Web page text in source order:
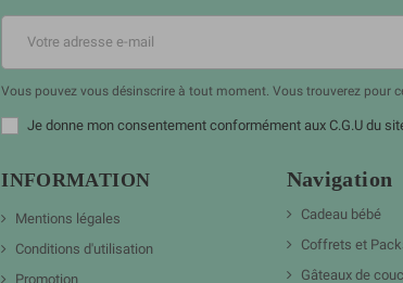
Vous pouvez vous désinscrire à tout moment. Vous trouverez
Je donne mon consentement conformément aux C.G.U du
INFORMATION
Mentions légales
Conditions d'utilisation
Promotion
Navigation
Cadeau bébé
Coffrets et
Gâteaux de